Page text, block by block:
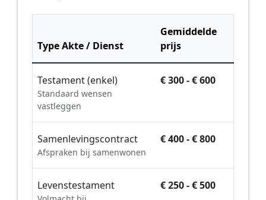
Type Akte / Dienst
Gemiddelde
prijs
Testament (enkel)
Standaard wensen
vastleggen
€ 300 - € 600
Samenlevingscontract
Afspraken bij samenwonen
€ 400 - € 800
Levenstestament € 250 - € 500